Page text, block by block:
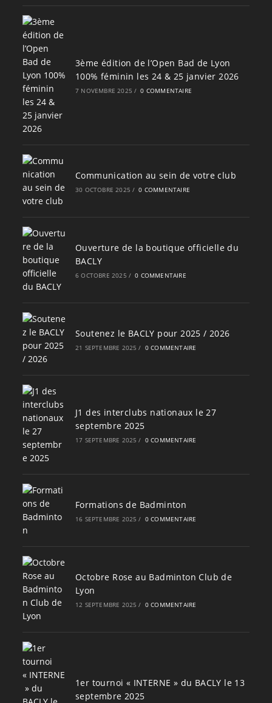
3ème édition de l’Open Bad de Lyon
100% féminin les 24 & 25 janvier 2026
7 NOVEMBRE 2025 / 0 COMMENTAIRE
Communication au sein de votre club
30 OCTOBRE 2025 / 0 COMMENTAIRE
Ouverture de la boutique officielle du
BACLY
6 OCTOBRE 2025 / 0 COMMENTAIRE
Soutenez le BACLY pour 2025 / 2026
21 SEPTEMBRE 2025 / 0 COMMENTAIRE
J1 des interclubs nationaux le 27
septembre 2025
17 SEPTEMBRE 2025 / 0 COMMENTAIRE
Formations de Badminton
16 SEPTEMBRE 2025 / 0 COMMENTAIRE
Octobre Rose au Badminton Club de
Lyon
12 SEPTEMBRE 2025 / 0 COMMENTAIRE
1er tournoi « INTERNE » du BACLY le 13
septembre 2025